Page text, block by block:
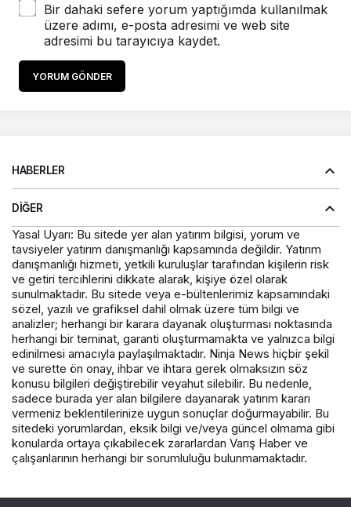
Bir dahaki sefere yorum yaptığımda kullanılmak
üzere adımı, e-posta adresimi ve web site
adresimi bu tarayıcıya kaydet.
YORUM GÖNDER
HABERLER
DIĞER
Yasal Uyarı: Bu sitede yer alan yatırım bilgisi, yorum ve
tavsiyeler yatırım danışmanlığı kapsamında değildir. Yatırım
danışmanlığı hizmeti, yetkili kuruluşlar tarafından kişilerin risk
ve getiri tercihlerini dikkate alarak, kişiye özel olarak
sunulmaktadır. Bu sitede veya e-bültenlerimiz kapsamındaki
sözel, yazılı ve grafiksel dahil olmak üzere tüm bilgi ve
analizler; herhangi bir karara dayanak oluşturması noktasında
herhangi bir teminat, garanti oluşturmamakta ve yalnızca bilgi
edinilmesi amacıyla paylaşılmaktadır. Ninja News hiçbir şekil
ve surette ön onay, ihbar ve ihtara gerek olmaksızın söz
konusu bilgileri değiştirebilir veyahut silebilir. Bu nedenle,
sadece burada yer alan bilgilere dayanarak yatırım kararı
vermeniz beklentilerinize uygun sonuçlar doğurmayabilir. Bu
sitedeki yorumlardan, eksik bilgi ve/veya güncel olmama gibi
konularda ortaya çıkabilecek zararlardan Varış Haber ve
çalışanlarının herhangi bir sorumluluğu bulunmamaktadır.